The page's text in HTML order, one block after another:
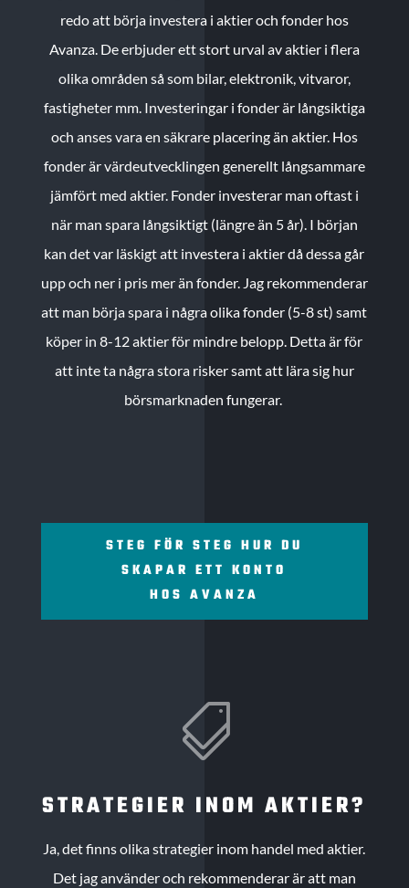
redo att börja investera i aktier och fonder hos
Avanza. De erbjuder ett stort urval av aktier i flera
olika områden så som bilar, elektronik, vitvaror,
fastigheter mm. Investeringar i fonder är långsiktiga
och anses vara en säkrare placering än aktier. Hos
fonder är värdeutvecklingen generellt långsammare
jämfört med aktier. Fonder investerar man oftast i
när man spara långsiktigt (längre än 5 år). I början
kan det var läskigt att investera i aktier då dessa går
upp och ner i pris mer än fonder. Jag rekommenderar
att man börja spara i några olika fonder (5-8 st) samt
köper in 8-12 aktier för mindre belopp. Detta är för
att inte ta några stora risker samt att lära sig hur
börsmarknaden fungerar.
STEG FÖR STEG HUR DU
SKAPAR ETT KONTO
HOS AVANZA

STRATEGIER INOM AKTIER?
Ja, det finns olika strategier inom handel med aktier.
Det jag använder och rekommenderar är att man